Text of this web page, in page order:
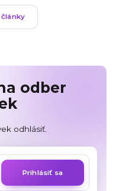
odber
odhlásiť.
Prihlásiť sa